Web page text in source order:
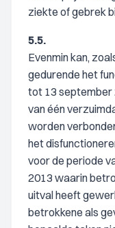
ziekte of gebrek
5.5.
Evenmin kan,
gedurende het
tot 13 september
van één
worden
het
voor de periode
2013 waarin
uitval heeft
betrokkene als